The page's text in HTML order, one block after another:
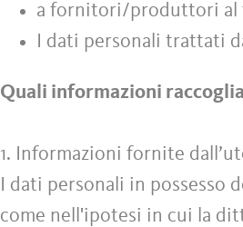
a fornitori/produttori al
I dati personali trattati
Quali informazioni
1. Informazioni fornite
I dati personali in
come nell'ipotesi in cui la